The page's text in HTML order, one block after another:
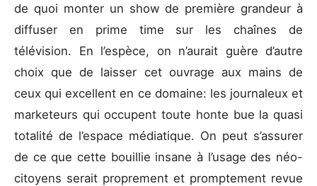
de quoi monter un show de première grandeur à
diffuser en prime time sur les chaînes de
télévision. En l’espèce, on n’aurait guère d’autre
choix que de laisser cet ouvrage aux mains de
ceux qui excellent en ce domaine: les journaleux et
marketeurs qui occupent toute honte bue la quasi
totalité de l’espace médiatique. On peut s’assurer
de ce que cette bouillie insane à l’usage des néo-
citoyens serait proprement et promptement revue